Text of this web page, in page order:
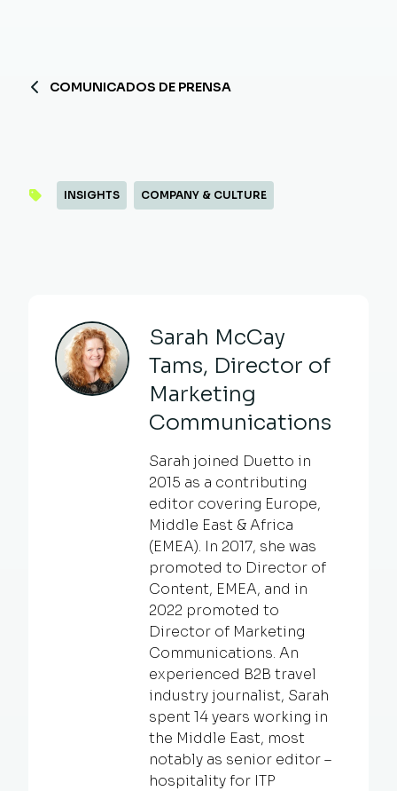
COMUNICADOS DE PRENSA
INSIGHTS COMPANY & CULTURE
Sarah McCay
Tams, Director of
Marketing
Communications
Sarah joined Duetto in
2015 as a contributing
editor covering Europe,
Middle East & Africa
(EMEA). In 2017, she was
promoted to Director of
Content, EMEA, and in
2022 promoted to
Director of Marketing
Communications. An
experienced B2B travel
industry journalist, Sarah
spent 14 years working in
the Middle East, most
notably as senior editor –
hospitality for ITP